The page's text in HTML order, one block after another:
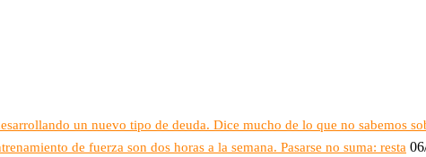
un nuevo tipo de deuda. Dice mucho de lo que no sabemos
de fuerza son dos horas a la semana. Pasarse no suma: resta